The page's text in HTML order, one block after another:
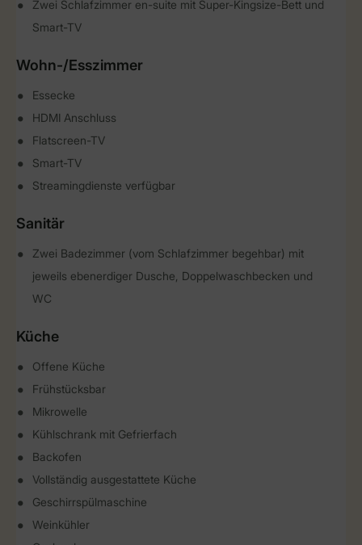
Zwei Schlafzimmer en-suite mit Super-Kingsize-Bett und
Smart-TV
Wohn-/Esszimmer
Essecke
HDMI Anschluss
Flatscreen-TV
Smart-TV
Streamingdienste verfügbar
Sanitär
Zwei Badezimmer (vom Schlafzimmer begehbar) mit
jeweils ebenerdiger Dusche, Doppelwaschbecken und
WC
Küche
Offene Küche
Frühstücksbar
Mikrowelle
Kühlschrank mit Gefrierfach
Backofen
Vollständig ausgestattete Küche
Geschirrspülmaschine
Weinkühler